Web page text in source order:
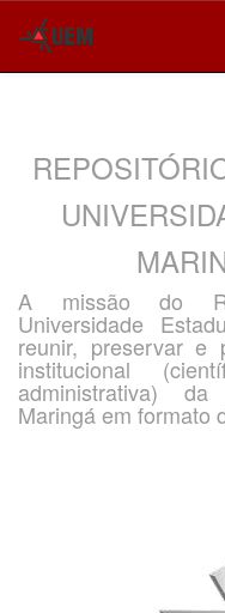
A missão do
Universidade
reunir, preservar e
institucional
administrativa)
Maringá em formato